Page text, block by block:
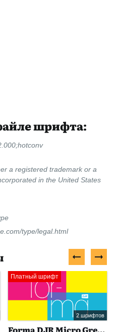
шрифта:
a registered trademark or a
in the United States
type/legal.html
Платный шрифт
2 шрифтов
Forma DJR Micro Greek